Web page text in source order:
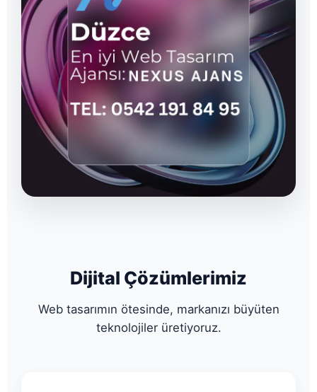
Dijital Çözümlerimiz
Web tasarımın ötesinde, markanızı büyüten
teknolojiler üretiyoruz.